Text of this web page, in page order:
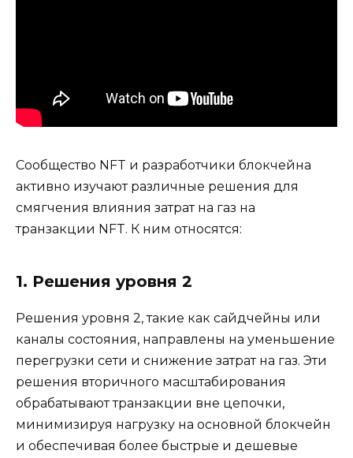
Сообщество NFT и разработчики блокчейна
активно изучают различные решения для
смягчения влияния затрат на газ на
транзакции NFT. К ним относятся:
1. Решения уровня 2
Решения уровня 2, такие как сайдчейны или
каналы состояния, направлены на уменьшение
перегрузки сети и снижение затрат на газ. Эти
решения вторичного масштабирования
обрабатывают транзакции вне цепочки,
минимизируя нагрузку на основной блокчейн
и обеспечивая более быстрые и дешевые